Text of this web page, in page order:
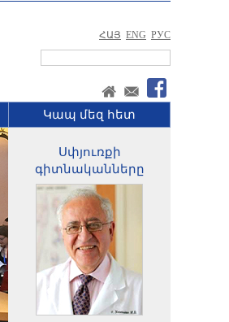
ՀԱՅ ENG РУС
Կապ մեզ հետ
Սփյուռքի
գիտնականները